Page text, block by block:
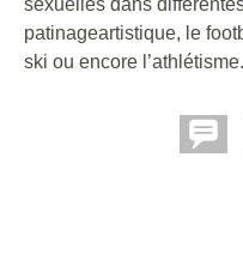
patinageartistique, le
ski ou encore l’athlétisme.